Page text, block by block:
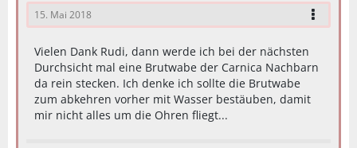
15. Mai 2018
Vielen Dank Rudi, dann werde ich bei der nächsten
Durchsicht mal eine Brutwabe der Carnica Nachbarn
da rein stecken. Ich denke ich sollte die Brutwabe
zum abkehren vorher mit Wasser bestäuben, damit
mir nicht alles um die Ohren fliegt...